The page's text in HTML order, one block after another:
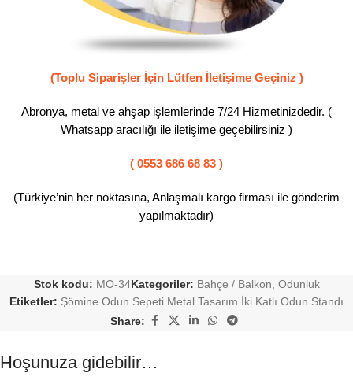
(Toplu Siparişler İçin Lütfen İletişime Geçiniz )
Abronya, metal ve ahşap işlemlerinde 7/24 Hizmetinizdedir. (
Whatsapp aracılığı ile iletişime geçebilirsiniz )
( 0553 686 68 83 )
(Türkiye’nin her noktasına, Anlaşmalı kargo firması ile gönderim
yapılmaktadır)
Stok kodu: MO-34Kategoriler: Bahçe / Balkon, Odunluk
Etiketler: Şömine Odun Sepeti Metal Tasarım İki Katlı Odun Standı
Share:
Hoşunuza gidebilir…